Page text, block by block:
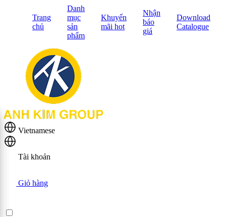
Trang
chủ
Danh
mục
sản
phẩm
Khuyến
mãi hot
Nhận
báo
giá
Download
Catalogue
Vietnamese
Tài khoản
Giỏ hàng